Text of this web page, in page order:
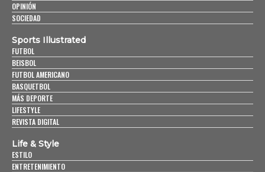
OPINIÓN
SOCIEDAD
Sports Illustrated
FUTBOL
BEISBOL
FUTBOL AMERICANO
BASQUETBOL
MÁS DEPORTE
LIFESTYLE
REVISTA DIGITAL
Life & Style
ESTILO
ENTRETENIMIENTO